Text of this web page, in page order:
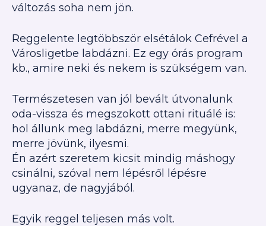
változás soha nem jön.
Reggelente legtöbbször elsétálok Cefrével a
Városligetbe labdázni. Ez egy órás program
kb., amire neki és nekem is szükségem van.
Természetesen van jól bevált útvonalunk
oda-vissza és megszokott ottani rituálé is:
hol állunk meg labdázni, merre megyünk,
merre jövünk, ilyesmi.
Én azért szeretem kicsit mindig máshogy
csinálni, szóval nem lépésről lépésre
ugyanaz, de nagyjából.
Egyik reggel teljesen más volt.